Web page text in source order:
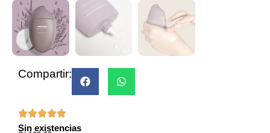
Compartir:
Sin existencias